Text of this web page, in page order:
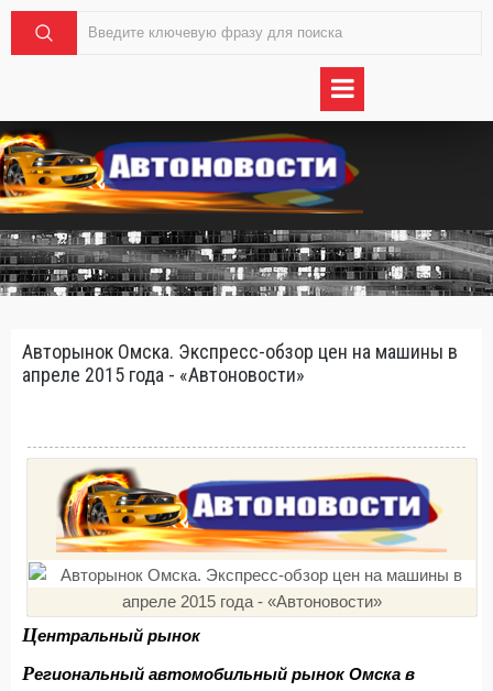
Авторынок Омска. Экспресс-обзор цен на машины в
апреле 2015 года - «Автоновости»
Центральный рынок
Региональный автомобильный рынок Омска в